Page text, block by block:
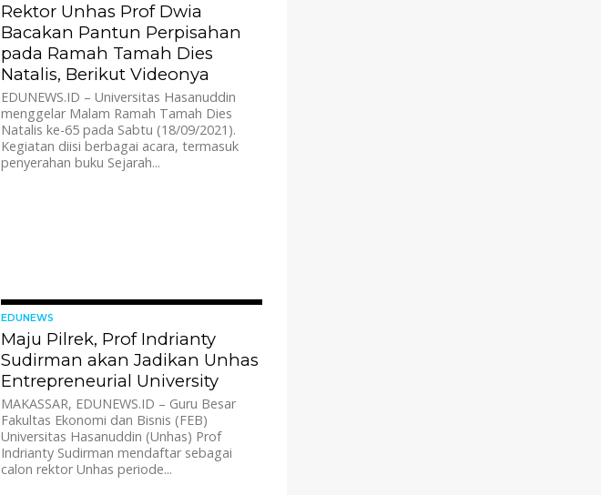
Rektor Unhas Prof Dwia
Bacakan Pantun Perpisahan
pada Ramah Tamah Dies
Natalis, Berikut Videonya
EDUNEWS.ID – Universitas Hasanuddin
menggelar Malam Ramah Tamah Dies
Natalis ke-65 pada Sabtu (18/09/2021).
Kegiatan diisi berbagai acara, termasuk
penyerahan buku Sejarah...
EDUNEWS
Maju Pilrek, Prof Indrianty
Sudirman akan Jadikan Unhas
Entrepreneurial University
MAKASSAR, EDUNEWS.ID – Guru Besar
Fakultas Ekonomi dan Bisnis (FEB)
Universitas Hasanuddin (Unhas) Prof
Indrianty Sudirman mendaftar sebagai
calon rektor Unhas periode...